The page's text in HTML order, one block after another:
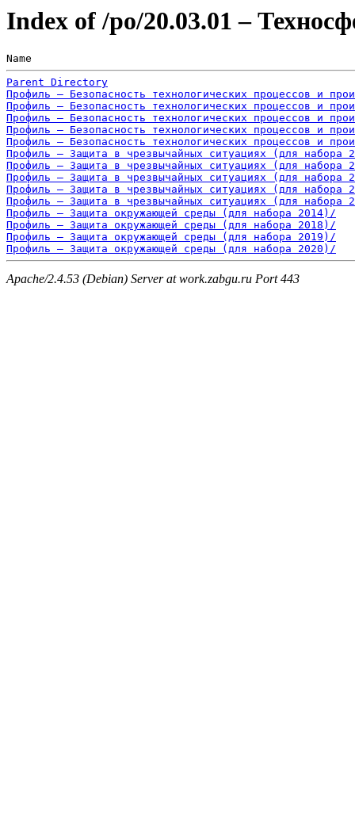
Index of /po/20.03.01 –
Name
Parent Directory
Профиль – Безопасность технологических процессов и
Профиль – Безопасность технологических процессов и
Профиль – Безопасность технологических процессов и
Профиль – Безопасность технологических процессов и
Профиль – Безопасность технологических процессов и
Профиль – Защита в чрезвычайных ситуациях (для набора
Профиль – Защита в чрезвычайных ситуациях (для
Профиль – Защита в чрезвычайных ситуациях (для набора
Профиль – Защита в чрезвычайных ситуациях (для набора
Профиль – Защита в чрезвычайных ситуациях (для набора
Профиль – Защита окружающей среды (для набора 2014)/
Профиль – Защита окружающей среды (для набора 2018)/
Профиль – Защита окружающей среды (для набора 2019)/
Профиль – Защита окружающей среды (для набора 2020)/
Apache/2.4.53 (Debian) Server at work.zabgu.ru Port 443